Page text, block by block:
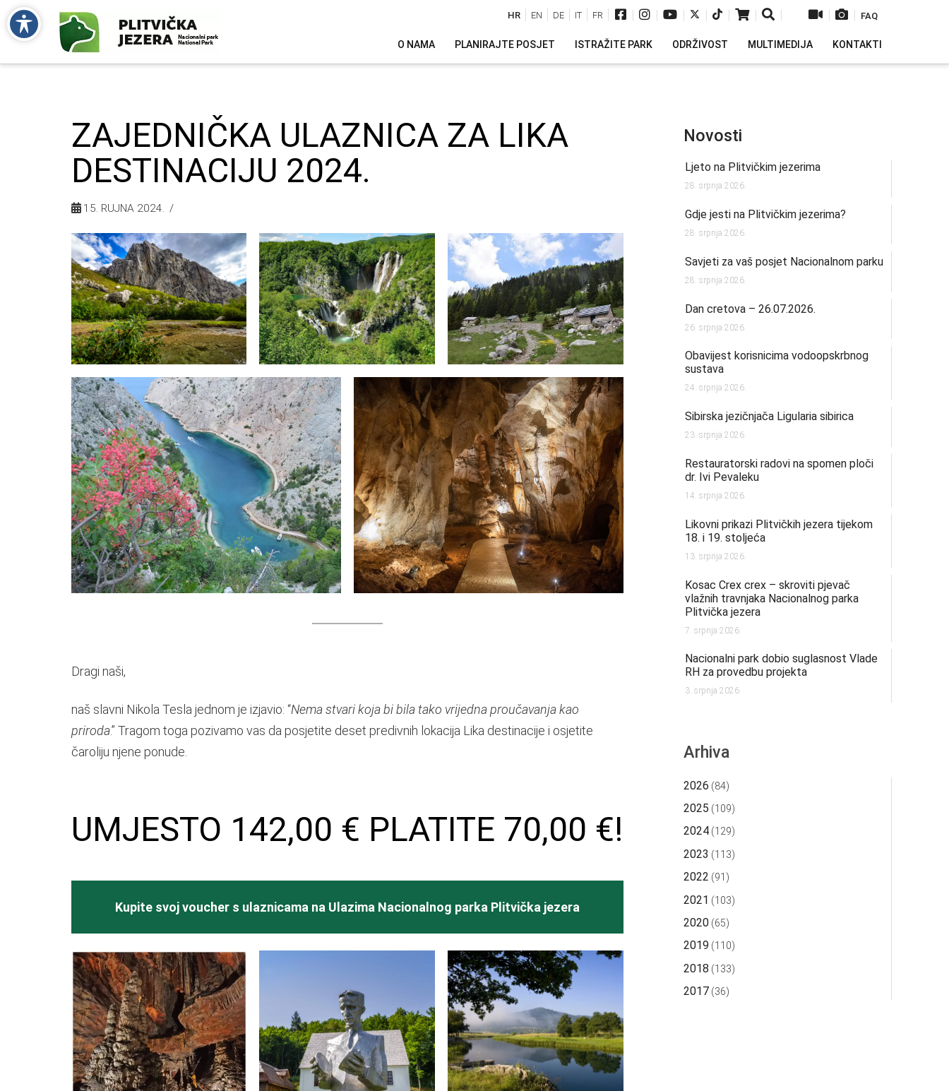
| | | | | | | | | FAQ
HR EN DE IT FR
O NAMA PLANIRAJTE POSJET ISTRAŽITE PARK ODRŽIVOST MULTIMEDIJA KONTAKTI
ZAJEDNIČKA ULAZNICA ZA LIKA
DESTINACIJU 2024.
15. RUJNA 2024.
Dragi naši,
naš slavni Nikola Tesla jednom je izjavio: “Nema stvari koja bi bila tako vrijedna proučavanja kao
priroda.” Tragom toga pozivamo vas da posjetite deset predivnih lokacija Lika destinacije i osjetite
čaroliju njene ponude.
UMJESTO 142,00 € PLATITE 70,00 €!
Kupite svoj voucher s ulaznicama na Ulazima Nacionalnog parka Plitvička jezera
Novosti
Ljeto na Plitvičkim jezerima
28. srpnja 2026.
Gdje jesti na Plitvičkim jezerima?
28. srpnja 2026.
Savjeti za vaš posjet Nacionalnom parku
28. srpnja 2026.
Dan cretova – 26.07.2026.
26. srpnja 2026.
Obavijest korisnicima vodoopskrbnog
sustava
24. srpnja 2026.
Sibirska jezičnjača Ligularia sibirica
23. srpnja 2026.
Restauratorski radovi na spomen ploči
dr. Ivi Pevaleku
14. srpnja 2026.
Likovni prikazi Plitvičkih jezera tijekom
18. i 19. stoljeća
13. srpnja 2026.
Kosac Crex crex – skroviti pjevač
vlažnih travnjaka Nacionalnog parka
Plitvička jezera
7. srpnja 2026.
Nacionalni park dobio suglasnost Vlade
RH za provedbu projekta
3. srpnja 2026.
Arhiva
2026 (84)
2025 (109)
2024 (129)
2023 (113)
2022 (91)
2021 (103)
2020 (65)
2019 (110)
2018 (133)
2017 (36)